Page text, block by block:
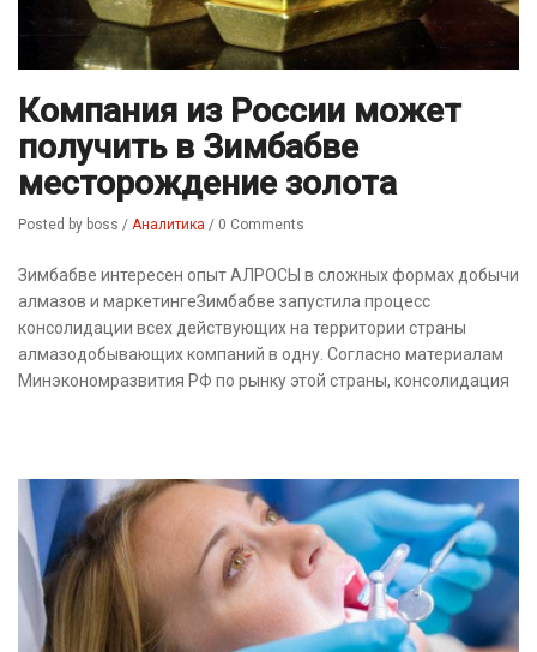
Компания из России может
получить в Зимбабве
месторождение золота
Posted by boss / Аналитика / 0 Comments
Зимбабве интересен опыт АЛРОСЫ в сложных формах добычи
алмазов и маркетингеЗимбабве запустила процесс
консолидации всех действующих на территории страны
алмазодобывающих компаний в одну. Согласно материалам
Минэкономразвития РФ по рынку этой страны, консолидация